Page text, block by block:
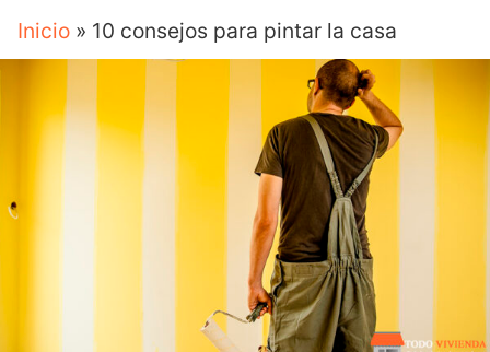
Inicio » 10 consejos para pintar la casa